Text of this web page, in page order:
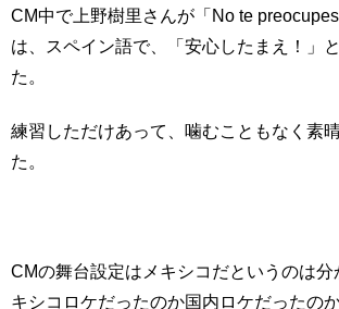
CM中で上野樹里さんが「No te
は、スペイン語で、「安心したまえ！」
た。
練習しただけあって、噛むこともなく素
た。
CMの舞台設定はメキシコだというのは分
キシコロケだったのか国内ロケだったの